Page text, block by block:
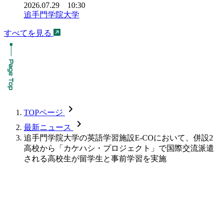
2026.07.29 10:30
追手門学院大学
すべてを見る
TOPページ chevron_forward
最新ニュース chevron_forward
追手門学院大学の英語学習施設E-COにおいて、併設2
高校から「カケハシ・プロジェクト」で国際交流派遣
される高校生が留学生と事前学習を実施